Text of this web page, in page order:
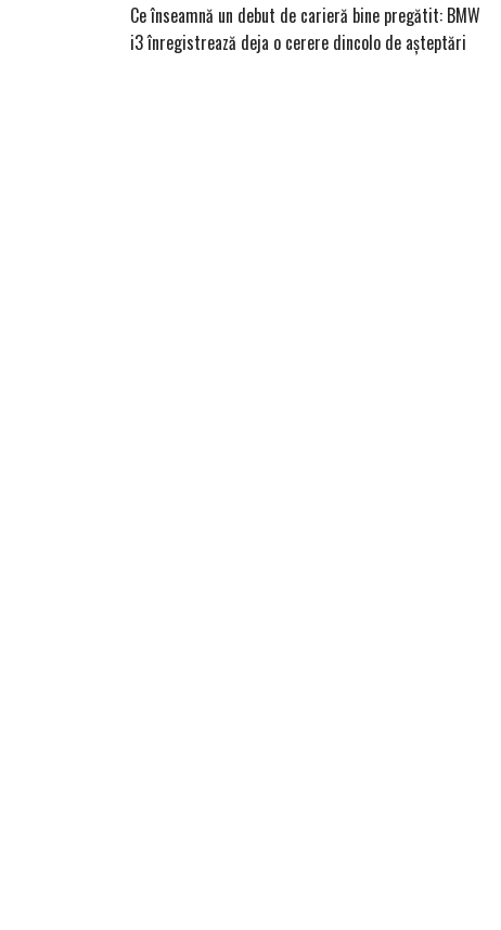
Ce înseamnă un debut de carieră bine pregătit: BMW
i3 înregistrează deja o cerere dincolo de așteptări